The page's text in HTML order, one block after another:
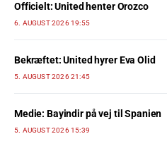
Officielt: United henter Orozco
6. AUGUST 2026 19:55
Bekræftet: United hyrer Eva Olid
5. AUGUST 2026 21:45
Medie: Bayindir på vej til Spanien
5. AUGUST 2026 15:39